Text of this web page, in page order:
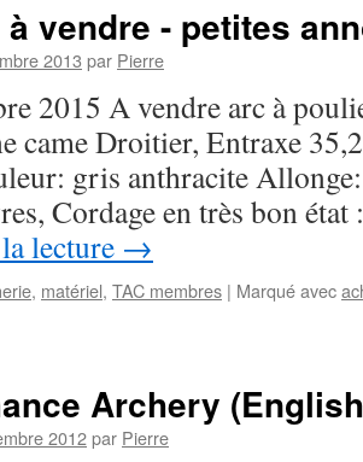
vendre - petites
2013 par Pierre
2015 A vendre arc à
came Droitier, Entraxe
gris anthracite
Cordage en très bon
lecture →
, matériel, TAC membres | Marqué avec
Archery
2012par Pierre